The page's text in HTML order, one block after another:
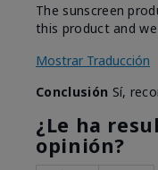
The sunscreen
this product and
Mostrar Traducción
Conclusión Sí,
¿Le ha
opinión?